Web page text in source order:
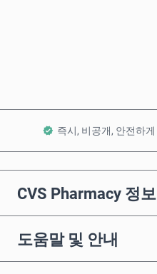
즉시, 비공개, 안전하게
CVS Pharmacy 정보
도움말 및 안내